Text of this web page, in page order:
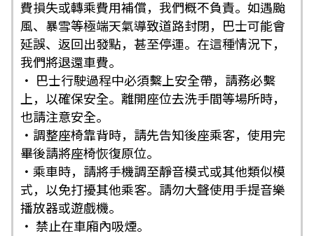
費損失或轉乘費用補償，我們概不負責。如遇颱
風、暴雪等極端天氣導致道路封閉，巴士可能會
延誤、返回出發點，甚至停運。在這種情況下，
我們將退還車費。
・ 巴士行駛過程中必須繫上安全帶，請務必繫
上，以確保安全。離開座位去洗手間等場所時，
也請注意安全。
・調整座椅靠背時，請先告知後座乘客，使用完
畢後請將座椅恢復原位。
・乘車時，請將手機調至靜音模式或其他類似模
式，以免打擾其他乘客。請勿大聲使用手提音樂
播放器或遊戲機。
・ 禁止在車廂內吸煙。